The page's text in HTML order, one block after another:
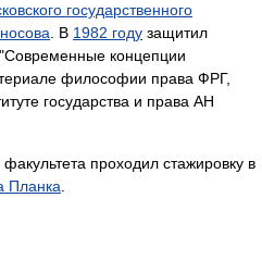
государственного
. В 1982 году защитил
концепции
философии права ФРГ,
государства и права АН
проходил стажировку в
Планка